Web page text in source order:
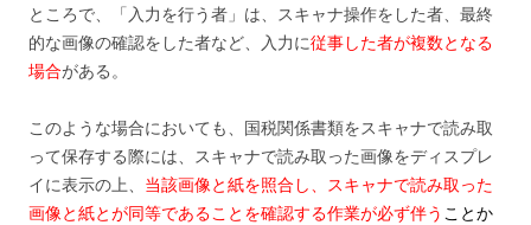
ところで、「入力を行う者」は、スキャナ操作をした者、最終
的な画像の確認をした者など、入力に従事した者が複数となる
場合がある。
このような場合においても、国税関係書類をスキャナで読み取
って保存する際には、スキャナで読み取った画像をディスプレ
イに表示の上、 当該画像と紙を照合し、スキャナで読み取った
画像と紙とが同等であることを確認する作業が必ず伴う ことか